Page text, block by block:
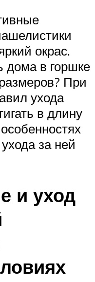
окрас.
дома в горшке
При
ухода
в длину
за ней
и уход